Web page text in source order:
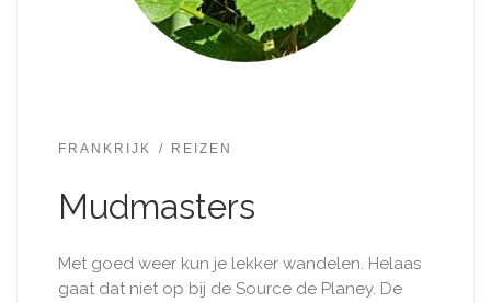
FRANKRIJK REIZEN
Mudmasters
Met goed weer kun je lekker wandelen. Helaas
gaat dat niet op bij de Source de Planey. De